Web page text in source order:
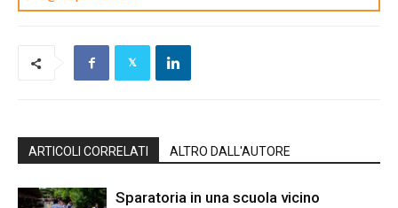
ARTICOLI CORRELATI ALTRO DALL'AUTORE
Sparatoria in una scuola vicino